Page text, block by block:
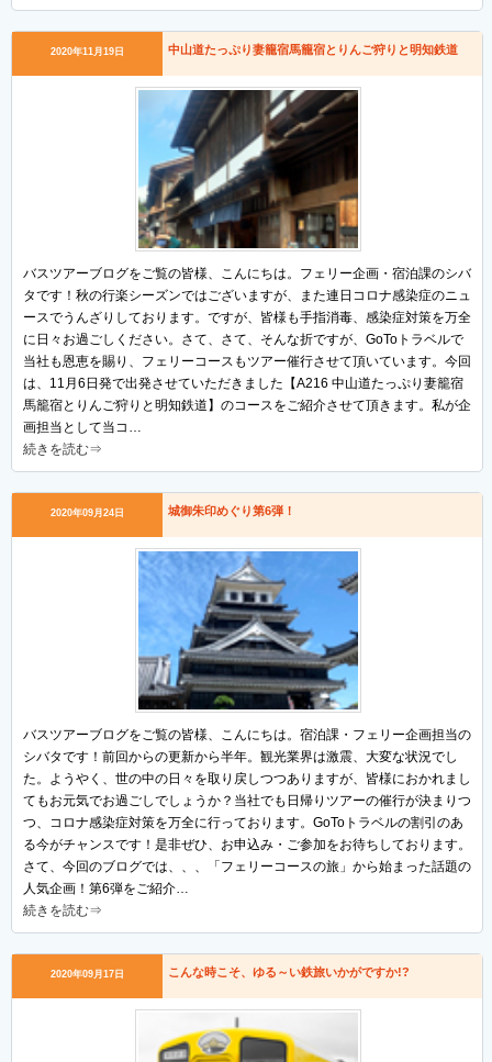
2020年11月19日 中山道たっぷり妻籠宿馬籠宿とりんご狩りと明知鉄道
バスツアーブログをご覧の皆様、こんにちは。フェリー企画・宿泊課のシバ
タです！秋の行楽シーズンではございますが、また連日コロナ感染症のニュ
ースでうんざりしております。ですが、皆様も手指消毒、感染症対策を万全
に日々お過ごしください。さて、さて、そんな折ですが、GoToトラベルで
当社も恩恵を賜り、フェリーコースもツアー催行させて頂いています。今回
は、11月6日発で出発させていただきました【A216 中山道たっぷり妻籠宿
馬籠宿とりんご狩りと明知鉄道】のコースをご紹介させて頂きます。私が企
画担当として当コ…
続きを読む⇒
2020年09月24日 城御朱印めぐり第6弾！
バスツアーブログをご覧の皆様、こんにちは。宿泊課・フェリー企画担当の
シバタです！前回からの更新から半年。観光業界は激震、大変な状況でし
た。ようやく、世の中の日々を取り戻しつつありますが、皆様におかれまし
てもお元気でお過ごしでしょうか？当社でも日帰りツアーの催行が決まりつ
つ、コロナ感染症対策を万全に行っております。GoToトラベルの割引のあ
る今がチャンスです！是非ぜひ、お申込み・ご参加をお待ちしております。
さて、今回のブログでは、、、「フェリーコースの旅」から始まった話題の
人気企画！第6弾をご紹介…
続きを読む⇒
2020年09月17日 こんな時こそ、ゆる～い鉄旅いかがですか!?